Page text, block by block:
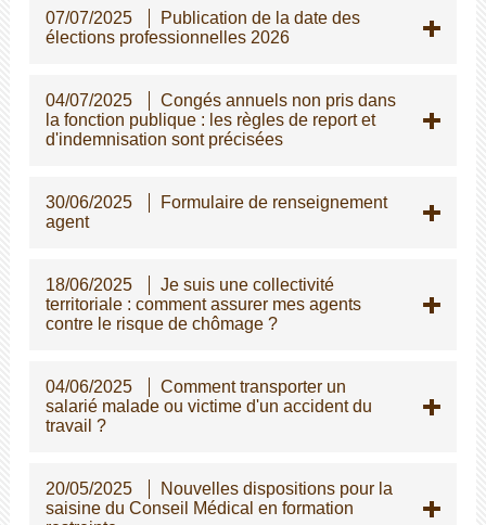
07/07/2025
Publication de la date des
élections professionnelles 2026
04/07/2025
Congés annuels non pris dans
la fonction publique : les règles de report et
d'indemnisation sont précisées
30/06/2025
Formulaire de renseignement
agent
18/06/2025
Je suis une collectivité
territoriale : comment assurer mes agents
contre le risque de chômage ?
04/06/2025
Comment transporter un
salarié malade ou victime d'un accident du
travail ?
20/05/2025
Nouvelles dispositions pour la
saisine du Conseil Médical en formation